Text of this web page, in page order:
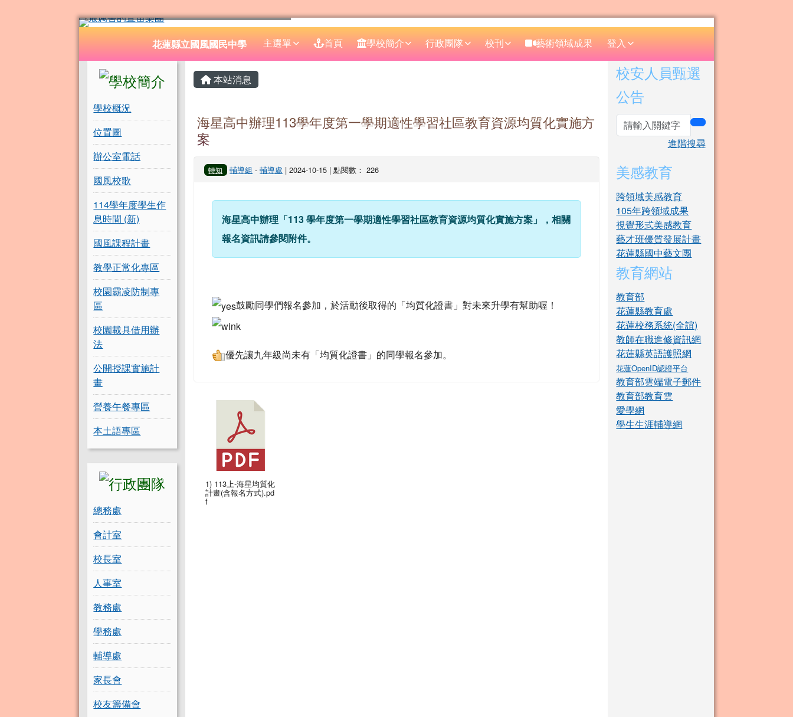
花蓮縣立國風國民中學
導覽列 花蓮縣立國風國民中學 主選單 首頁 學校簡介 行政團隊 校刊 藝術領域成果 登入
左邊區域內容
學校概況
位置圖
辦公室電話
國風校歌
114學年度學生作
息時間 (新)
國風課程計畫
教學正常化專區
校園霸凌防制專
區
校園載具借用辦
法
公開授課實施計
畫
營養午餐專區
本土語專區
總務處
會計室
校長室
人事室
教務處
學務處
輔導處
家長會
校友籌備會
主內容區域
本站消息
海星高中辦理113學年度第一學期適性學習社區教育資源均質化實施方
案
轉知 輔導組 -輔導處 | 2024-10-15 | 點閱數： 226
海星高中辦理「113 學年度第一學期適性學習社區教育資源均質化實施方案」，相關
報名資訊請參閱附件。
鼓勵同學們報名參加，於活動後取得的「均質化證書」對未來升學有幫助喔！
優先讓九年級尚未有「均質化證書」的同學報名參加。
1) 113上-海星均質化
計畫(含報名方式).pd
f
右邊區域內容
校安人員甄選
公告
search
進階搜尋
美感教育
跨領域美感教育
105年跨領域成果
視覺形式美感教育
藝才班優質發展計畫
花蓮縣國中藝文團
教育網站
教育部
花蓮縣教育處
花蓮校務系統(全誼)
教師在職進修資訊網
花蓮縣英語護照網
花蓮OpenID認證平台
教育部雲端電子郵件
教育部教育雲
愛學網
學生生涯輔導網
頁尾區域